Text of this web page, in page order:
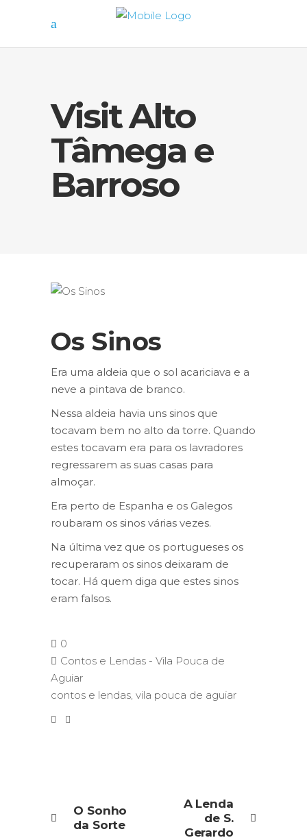
Visit Alto
Tâmega e
Barroso
Os Sinos
Era uma aldeia que o sol acariciava e a
neve a pintava de branco.
Nessa aldeia havia uns sinos que
tocavam bem no alto da torre. Quando
estes tocavam era para os lavradores
regressarem as suas casas para
almoçar.
Era perto de Espanha e os Galegos
roubaram os sinos várias vezes.
Na última vez que os portugueses os
recuperaram os sinos deixaram de
tocar. Há quem diga que estes sinos
eram falsos.
0
Contos e Lendas - Vila Pouca de
Aguiar
contos e lendas vila pouca de aguiar
O Sonho
da Sorte
A Lenda
de S.
Gerardo